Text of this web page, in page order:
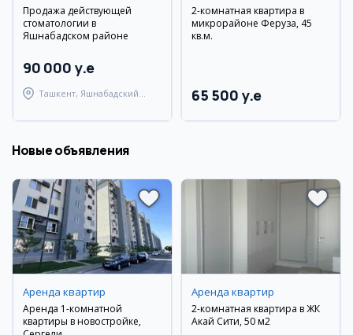
Продажа действующей
стоматологии в
Яшнабадском районе
90 000 y.e
Ташкент, Яшнабадский
2-комнатная квартира в
микрорайоне Феруза, 45
кв.м.
65 500 y.e
Новые объявления
Аренда квартир
Аренда 1-комнатной
квартиры в новостройке,
Аренда квартир
2-комнатная квартира в ЖК
Акай Сити, 50 м2